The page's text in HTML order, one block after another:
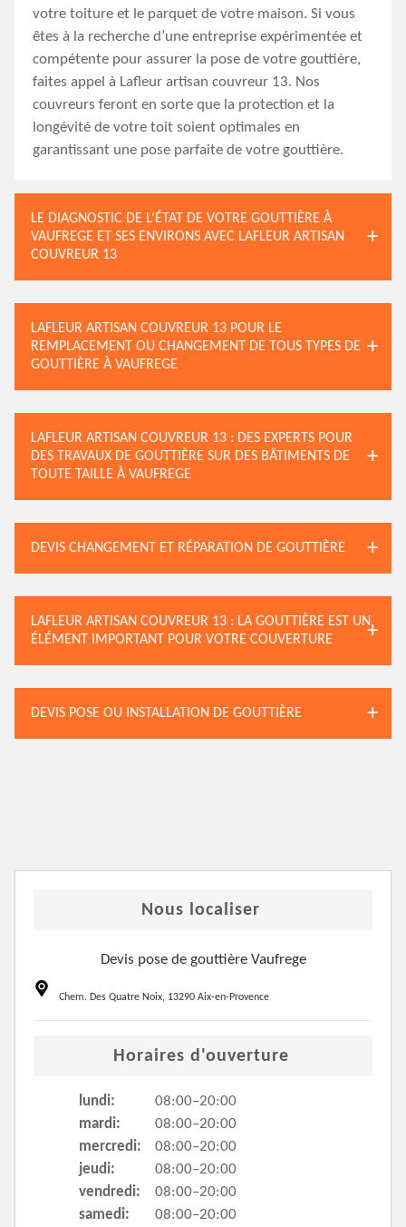
votre toiture et le parquet de votre maison. Si vous
êtes à la recherche d’une entreprise expérimentée et
compétente pour assurer la pose de votre gouttière,
faites appel à Lafleur artisan couvreur 13. Nos
couvreurs feront en sorte que la protection et la
longévité de votre toit soient optimales en
garantissant une pose parfaite de votre gouttière.
LE DIAGNOSTIC DE L’ÉTAT DE VOTRE GOUTTIÈRE À
VAUFREGE ET SES ENVIRONS AVEC LAFLEUR ARTISAN
COUVREUR 13
LAFLEUR ARTISAN COUVREUR 13 POUR LE
REMPLACEMENT OU CHANGEMENT DE TOUS TYPES DE
GOUTTIÈRE À VAUFREGE
LAFLEUR ARTISAN COUVREUR 13 : DES EXPERTS POUR
DES TRAVAUX DE GOUTTIÈRE SUR DES BÂTIMENTS DE
TOUTE TAILLE À VAUFREGE
DEVIS CHANGEMENT ET RÉPARATION DE GOUTTIÈRE
LAFLEUR ARTISAN COUVREUR 13 : LA GOUTTIÈRE EST UN
ÉLÉMENT IMPORTANT POUR VOTRE COUVERTURE
DEVIS POSE OU INSTALLATION DE GOUTTIÈRE
Nous localiser
Devis pose de gouttière Vaufrege
Chem. Des Quatre Noix, 13290 Aix-en-Provence
Horaires d'ouverture
lundi:
08:00–20:00
mardi:
08:00–20:00
mercredi:
08:00–20:00
jeudi:
08:00–20:00
vendredi:
08:00–20:00
samedi:
08:00–20:00